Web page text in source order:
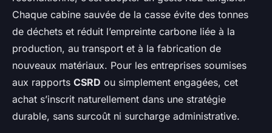
Chaque cabine sauvée de la casse évite des tonnes
de déchets et réduit l’empreinte carbone liée à la
production, au transport et à la fabrication de
nouveaux matériaux. Pour les entreprises soumises
aux rapports CSRD ou simplement engagées, cet
achat s’inscrit naturellement dans une stratégie
durable, sans surcoût ni surcharge administrative.